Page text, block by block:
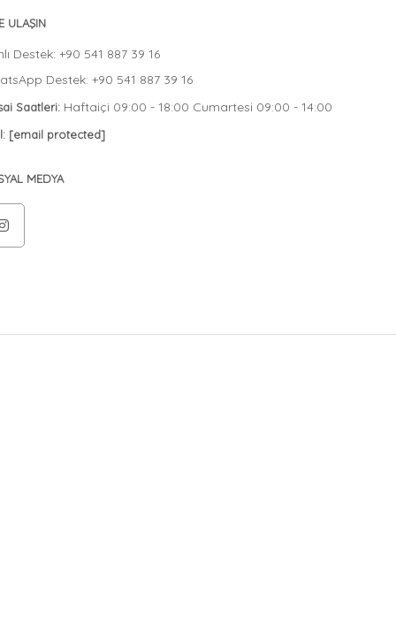
ULAŞIN
Destek: +90 541 887 39 16
Destek: +90 541 887 39 16
Saatleri: Haftaiçi 09:00 - 18:00 Cumartesi 09:00 - 14:00
[email protected]
MEDYA